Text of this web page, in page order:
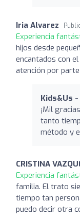
Iria Alvarez
Experiencia
hijos desde
encantados con
atención por
Kids&Us
¡Mil
tanto
método y
CRISTINA
Experiencia
familia. El trato
tiempo tan
puedo decir otra